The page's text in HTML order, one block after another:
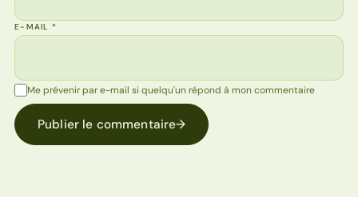
E-MAIL*
Me prévenir par e-mail si quelqu'un répond à mon commentaire
Publier le commentaire→